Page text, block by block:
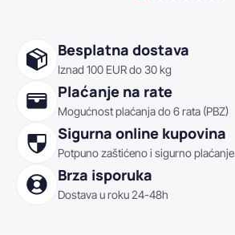
Besplatna dostava
Iznad 100 EUR do 30 kg
Plaćanje na rate
Mogućnost plaćanja do 6 rata (PBZ)
Sigurna online kupovina
Potpuno zaštićeno i sigurno plaćanje
Brza isporuka
Dostava u roku 24-48h